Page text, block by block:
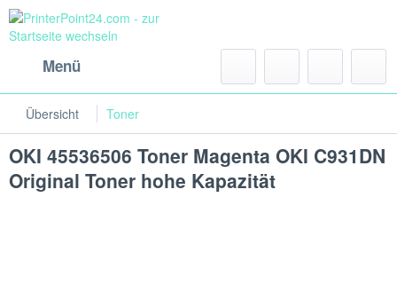
Menü
Übersicht Toner
OKI 45536506 Toner Magenta OKI C931DN
Original Toner hohe Kapazität